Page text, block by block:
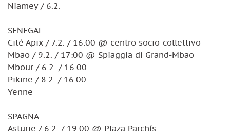
Niamey / 6.2.
SENEGAL
Cité Apix / 7.2. / 16:00 @ centro socio-collettivo
Mbao / 9.2. / 17:00 @ Spiaggia di Grand-Mbao
Mbour / 6.2. / 16:00
Pikine / 8.2. / 16:00
Yenne
SPAGNA
Asturie / 6.2. / 19:00 @ Plaza Parchís